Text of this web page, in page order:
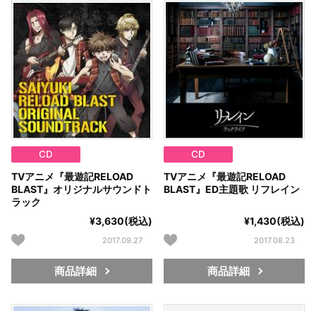
CD
TVアニメ『最遊記RELOAD
BLAST』オリジナルサウンドト
ラック
¥3,630(税込)
2017.09.27
商品詳細
CD
TVアニメ『最遊記RELOAD
BLAST』ED主題歌 リフレイン
¥1,430(税込)
2017.08.23
商品詳細